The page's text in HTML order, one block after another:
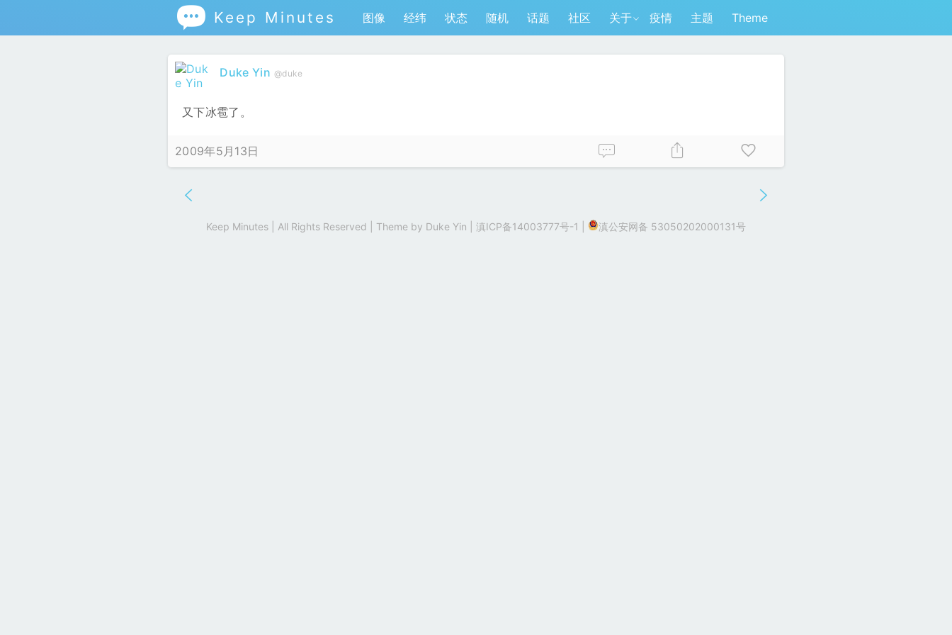
 Keep Minutes 图像 经纬 状态 随机 话题 社区 关于 疫情 主题 Theme
Duke Yin @duke
又下冰雹了。
2009年5月13日
Keep Minutes | All Rights Reserved | Theme by Duke Yin 滇ICP备14003777号-1 滇公安网备 53050202000131号